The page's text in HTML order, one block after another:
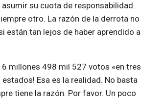
su cuota de responsabilidad.
otro. La razón de la derrota no
están tan lejos de haber aprendido a
millones 498 mil 527 votos «en tres
Esa es la realidad. No basta
tiene la razón. Por favor. Un poco